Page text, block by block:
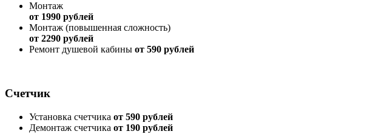
Монтаж
от 1990 рублей
Монтаж (повышенная сложность)
от 2290 рублей
Ремонт душевой кабины от 590 рублей
Счетчик
Установка счетчика от 590 рублей
Демонтаж счетчика от 190 рублей